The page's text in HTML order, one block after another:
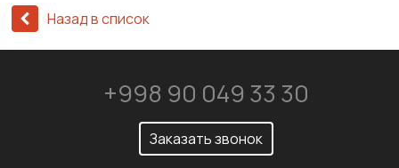
Назад в список
+998 90 049 33 30
Заказать звонок